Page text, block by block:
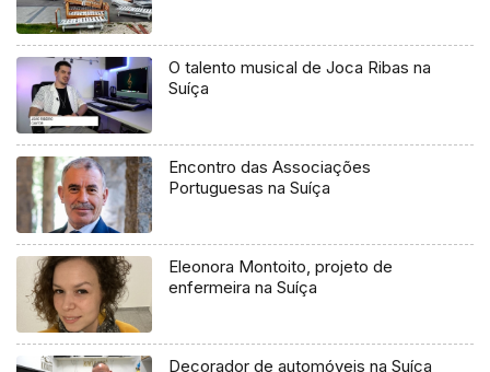
O talento musical de Joca Ribas na
Suíça
Encontro das Associações
Portuguesas na Suíça
Eleonora Montoito, projeto de
enfermeira na Suíça
Decorador de automóveis na Suíça